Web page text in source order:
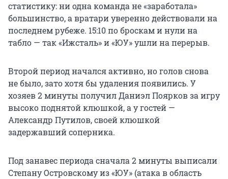
статистику: ни одна команда не «заработала»
большинство, а вратари уверенно действовали на
последнем рубеже. 15:10 по броскам и нули на
табло — так «Ижсталь» и «ЮУ» ушли на перерыв.
Второй период начался активно, но голов снова
не было, зато хотя бы удаления появились. У
хозяев 2 минуты получил Даниэл Поярков за игру
высоко поднятой клюшкой, а у гостей —
Александр Путилов, своей клюшкой
задержавший соперника.
Под занавес периода сначала 2 минуты выписали
Степану Островскому из «ЮУ» (атака в область